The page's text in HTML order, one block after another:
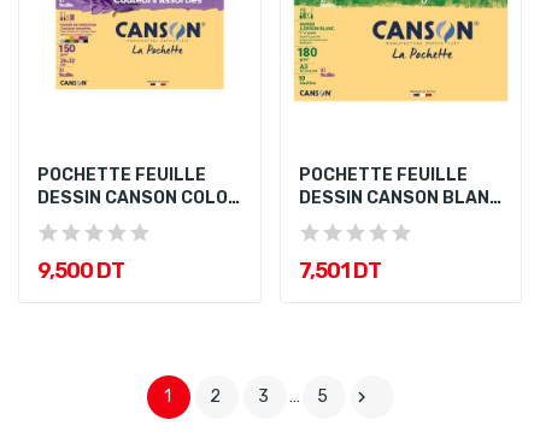
POCHETTE FEUILLE
DESSIN CANSON COLOR
10F 150G...
9,500 DT
POCHETTE FEUILLE
DESSIN CANSON BLANC
10F 180G...
7,501 DT
1 2 3 … 5 